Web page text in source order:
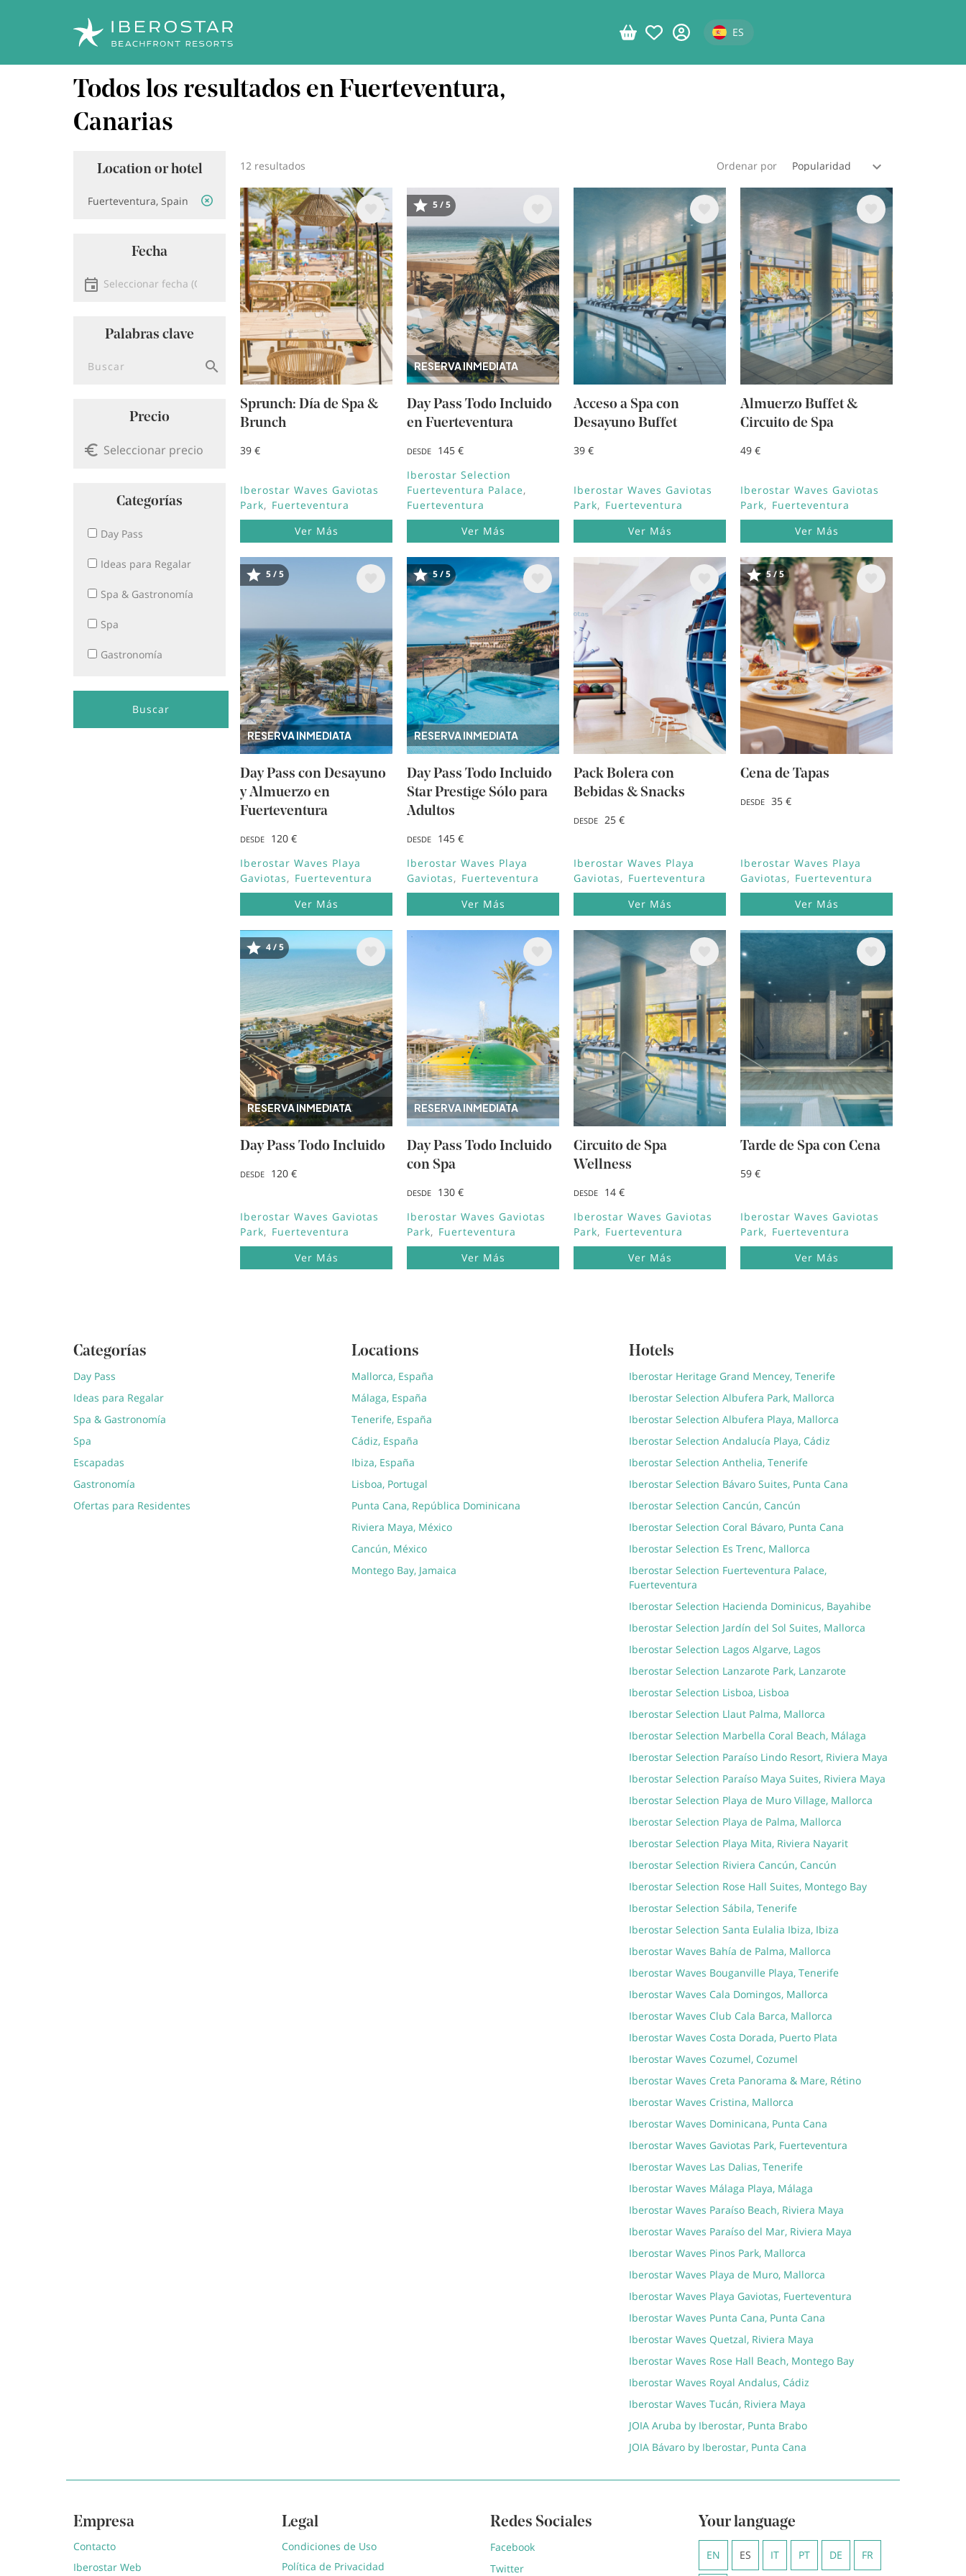
Select your language
ES
Todos los resultados en Fuerteventura,
Canarias
Location or hotel
Fecha
Seleccionar fecha
Palabras clave
Precio
Categorías
Day Pass
Ideas para Regalar
Spa & Gastronomía
Spa
Gastronomía
Buscar
Ordenar por
12 resultados
Image
Sprunch: Día de Spa &
Brunch
39 €
Iberostar Waves Gaviotas
Park
Fuerteventura
Ver Más
RESERVA INMEDIATA
Image
5 / 5
Day Pass Todo Incluido
en Fuerteventura
DESDE
145 €
Iberostar Selection
Fuerteventura Palace
Fuerteventura
Ver Más
Image
Acceso a Spa con
Desayuno Buffet
39 €
Iberostar Waves Gaviotas
Park
Fuerteventura
Ver Más
Image
Almuerzo Buffet &
Circuito de Spa
49 €
Iberostar Waves Gaviotas
Park
Fuerteventura
Ver Más
RESERVA INMEDIATA
Image
5 / 5
Day Pass con Desayuno
y Almuerzo en
Fuerteventura
DESDE
120 €
Iberostar Waves Playa
Gaviotas
Fuerteventura
Ver Más
RESERVA INMEDIATA
Image
5 / 5
Day Pass Todo Incluido
Star Prestige Sólo para
Adultos
DESDE
145 €
Iberostar Waves Playa
Gaviotas
Fuerteventura
Ver Más
Pack Bolera con
Bebidas & Snacks
DESDE 25 €
Iberostar Waves Playa
Gaviotas
Fuerteventura
Ver Más
Image
5 / 5
Cena de Tapas
DESDE 35 €
Iberostar Waves Playa
Gaviotas
Fuerteventura
Ver Más
RESERVA INMEDIATA
Image
4 / 5
Day Pass Todo Incluido
DESDE 120 €
Iberostar Waves Gaviotas
Park
Fuerteventura
Ver Más
RESERVA INMEDIATA
Day Pass Todo Incluido
con Spa
DESDE
130 €
Iberostar Waves Gaviotas
Park
Fuerteventura
Ver Más
Image
Circuito de Spa
Wellness
DESDE
14 €
Iberostar Waves Gaviotas
Park
Fuerteventura
Ver Más
Image
Tarde de Spa con Cena
59 €
Iberostar Waves Gaviotas
Park
Fuerteventura
Ver Más
Categorías
Day Pass
Ideas para Regalar
Spa & Gastronomía
Spa
Escapadas
Gastronomía
Ofertas para Residentes
Locations
Mallorca, España
Málaga, España
Tenerife, España
Cádiz, España
Ibiza, España
Lisboa, Portugal
Punta Cana, República Dominicana
Riviera Maya, México
Cancún, México
Montego Bay, Jamaica
Hotels
Iberostar Heritage Grand Mencey, Tenerife
Iberostar Selection Albufera Park, Mallorca
Iberostar Selection Albufera Playa, Mallorca
Iberostar Selection Andalucía Playa, Cádiz
Iberostar Selection Anthelia, Tenerife
Iberostar Selection Bávaro Suites, Punta Cana
Iberostar Selection Cancún, Cancún
Iberostar Selection Coral Bávaro, Punta Cana
Iberostar Selection Es Trenc, Mallorca
Iberostar Selection Fuerteventura Palace,
Fuerteventura
Iberostar Selection Hacienda Dominicus, Bayahibe
Iberostar Selection Jardín del Sol Suites, Mallorca
Iberostar Selection Lagos Algarve, Lagos
Iberostar Selection Lanzarote Park, Lanzarote
Iberostar Selection Lisboa, Lisboa
Iberostar Selection Llaut Palma, Mallorca
Iberostar Selection Marbella Coral Beach, Málaga
Iberostar Selection Paraíso Lindo Resort, Riviera Maya
Iberostar Selection Paraíso Maya Suites, Riviera Maya
Iberostar Selection Playa de Muro Village, Mallorca
Iberostar Selection Playa de Palma, Mallorca
Iberostar Selection Playa Mita, Riviera Nayarit
Iberostar Selection Riviera Cancún, Cancún
Iberostar Selection Rose Hall Suites, Montego Bay
Iberostar Selection Sábila, Tenerife
Iberostar Selection Santa Eulalia Ibiza, Ibiza
Iberostar Waves Bahía de Palma, Mallorca
Iberostar Waves Bouganville Playa, Tenerife
Iberostar Waves Cala Domingos, Mallorca
Iberostar Waves Club Cala Barca, Mallorca
Iberostar Waves Costa Dorada, Puerto Plata
Iberostar Waves Cozumel, Cozumel
Iberostar Waves Creta Panorama & Mare, Rétino
Iberostar Waves Cristina, Mallorca
Iberostar Waves Dominicana, Punta Cana
Iberostar Waves Gaviotas Park, Fuerteventura
Iberostar Waves Las Dalias, Tenerife
Iberostar Waves Málaga Playa, Málaga
Iberostar Waves Paraíso Beach, Riviera Maya
Iberostar Waves Paraíso del Mar, Riviera Maya
Iberostar Waves Pinos Park, Mallorca
Iberostar Waves Playa de Muro, Mallorca
Iberostar Waves Playa Gaviotas, Fuerteventura
Iberostar Waves Punta Cana, Punta Cana
Iberostar Waves Quetzal, Riviera Maya
Iberostar Waves Rose Hall Beach, Montego Bay
Iberostar Waves Royal Andalus, Cádiz
Iberostar Waves Tucán, Riviera Maya
JOIA Aruba by Iberostar, Punta Brabo
JOIA Bávaro by Iberostar, Punta Cana
Empresa
Contacto
Iberostar Web
Legal
Condiciones de Uso
Política de Privacidad
Redes Sociales
Facebook
Twitter
Your language
EN ES IT PT DE FR